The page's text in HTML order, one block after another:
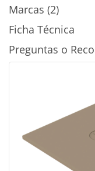
Marcas (2)
Ficha Técnica
Preguntas o